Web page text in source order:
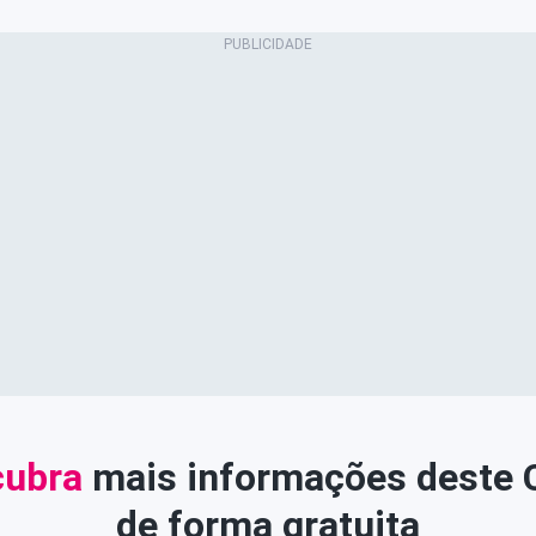
mais informações deste
de forma gratuita